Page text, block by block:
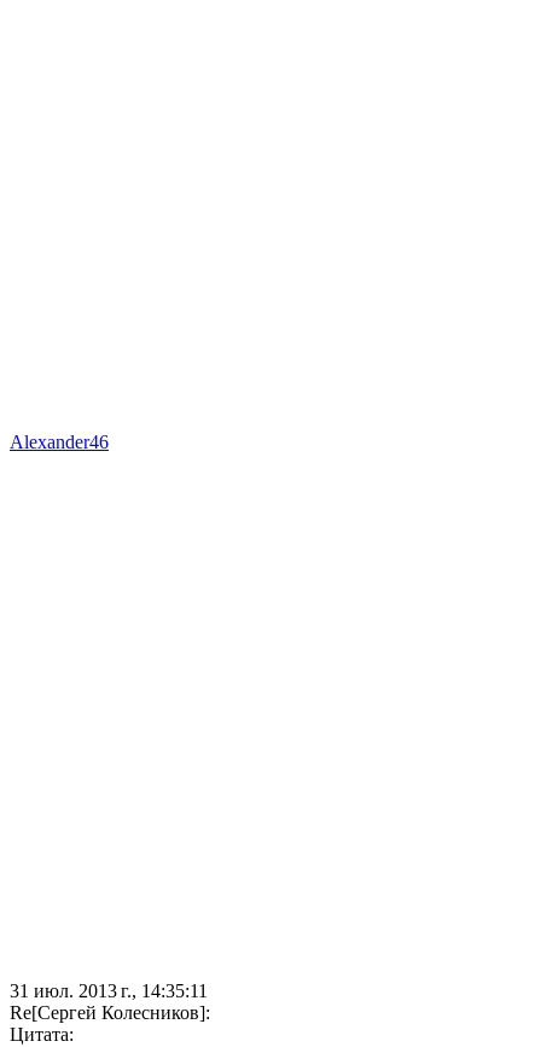
Alexander46
31 июл. 2013 г., 14:35:11
Re[Сергей Колесников]:
Цитата: